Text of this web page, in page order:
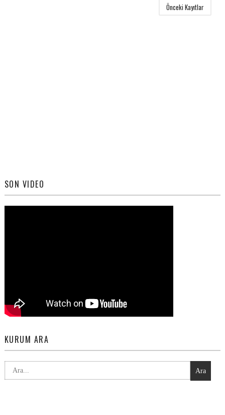
Önceki Kayıtlar
SON VIDEO
KURUM ARA
Ara